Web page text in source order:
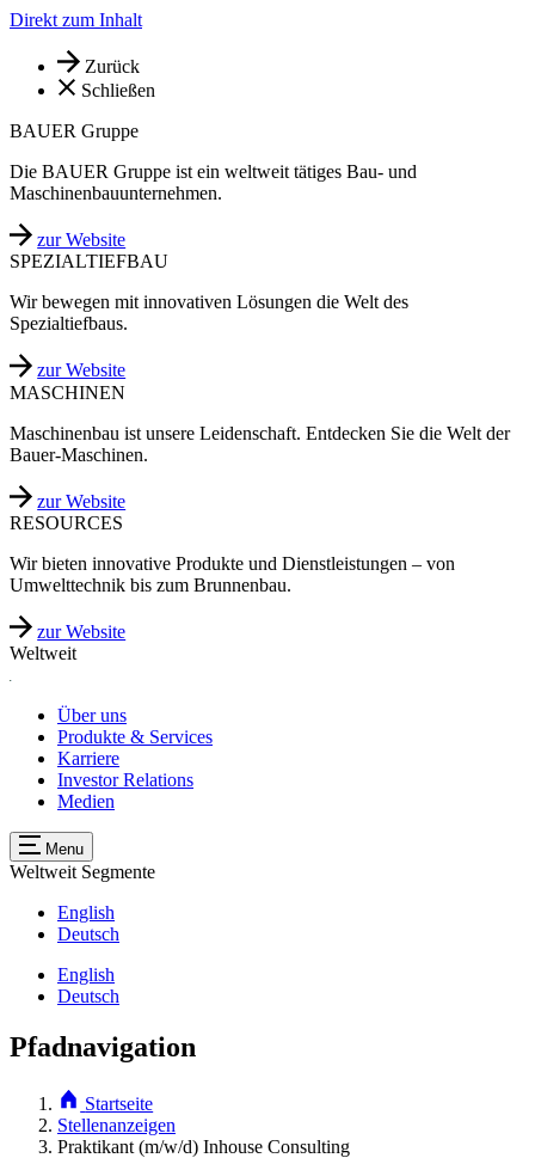
Direkt zum Inhalt
Zurück
Schließen
BAUER Gruppe
Die BAUER Gruppe ist ein weltweit tätiges Bau- und
Maschinenbauunternehmen.
zur Website
SPEZIALTIEFBAU
Wir bewegen mit innovativen Lösungen die Welt des
Spezialtiefbaus.
zur Website
MASCHINEN
Maschinenbau ist unsere Leidenschaft. Entdecken Sie die Welt der
Bauer-Maschinen.
zur Website
RESOURCES
Wir bieten innovative Produkte und Dienstleistungen – von
Umwelttechnik bis zum Brunnenbau.
zur Website
Weltweit
Über uns
Produkte & Services
Karriere
Investor Relations
Medien
Menu
Weltweit Segmente
English
Deutsch
English
Deutsch
Pfadnavigation
Startseite
Stellenanzeigen
Praktikant (m/w/d) Inhouse Consulting